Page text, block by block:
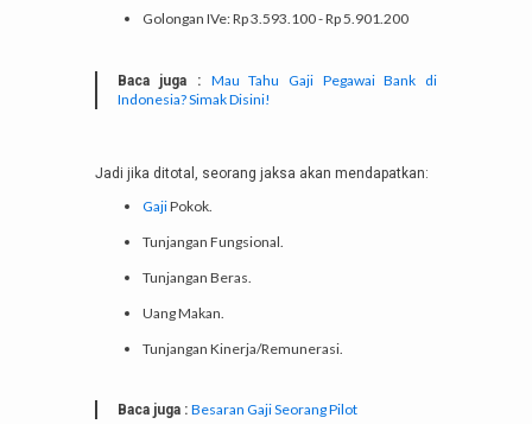
Golongan IVe: Rp 3.593.100 - Rp 5.901.200
Baca juga : Mau Tahu Gaji Pegawai Bank di
Indonesia? Simak Disini!
Jadi jika ditotal, seorang jaksa akan mendapatkan:
GajiPokok.
Tunjangan Fungsional.
Tunjangan Beras.
Uang Makan.
Tunjangan Kinerja/Remunerasi.
Baca juga : Besaran Gaji Seorang Pilot